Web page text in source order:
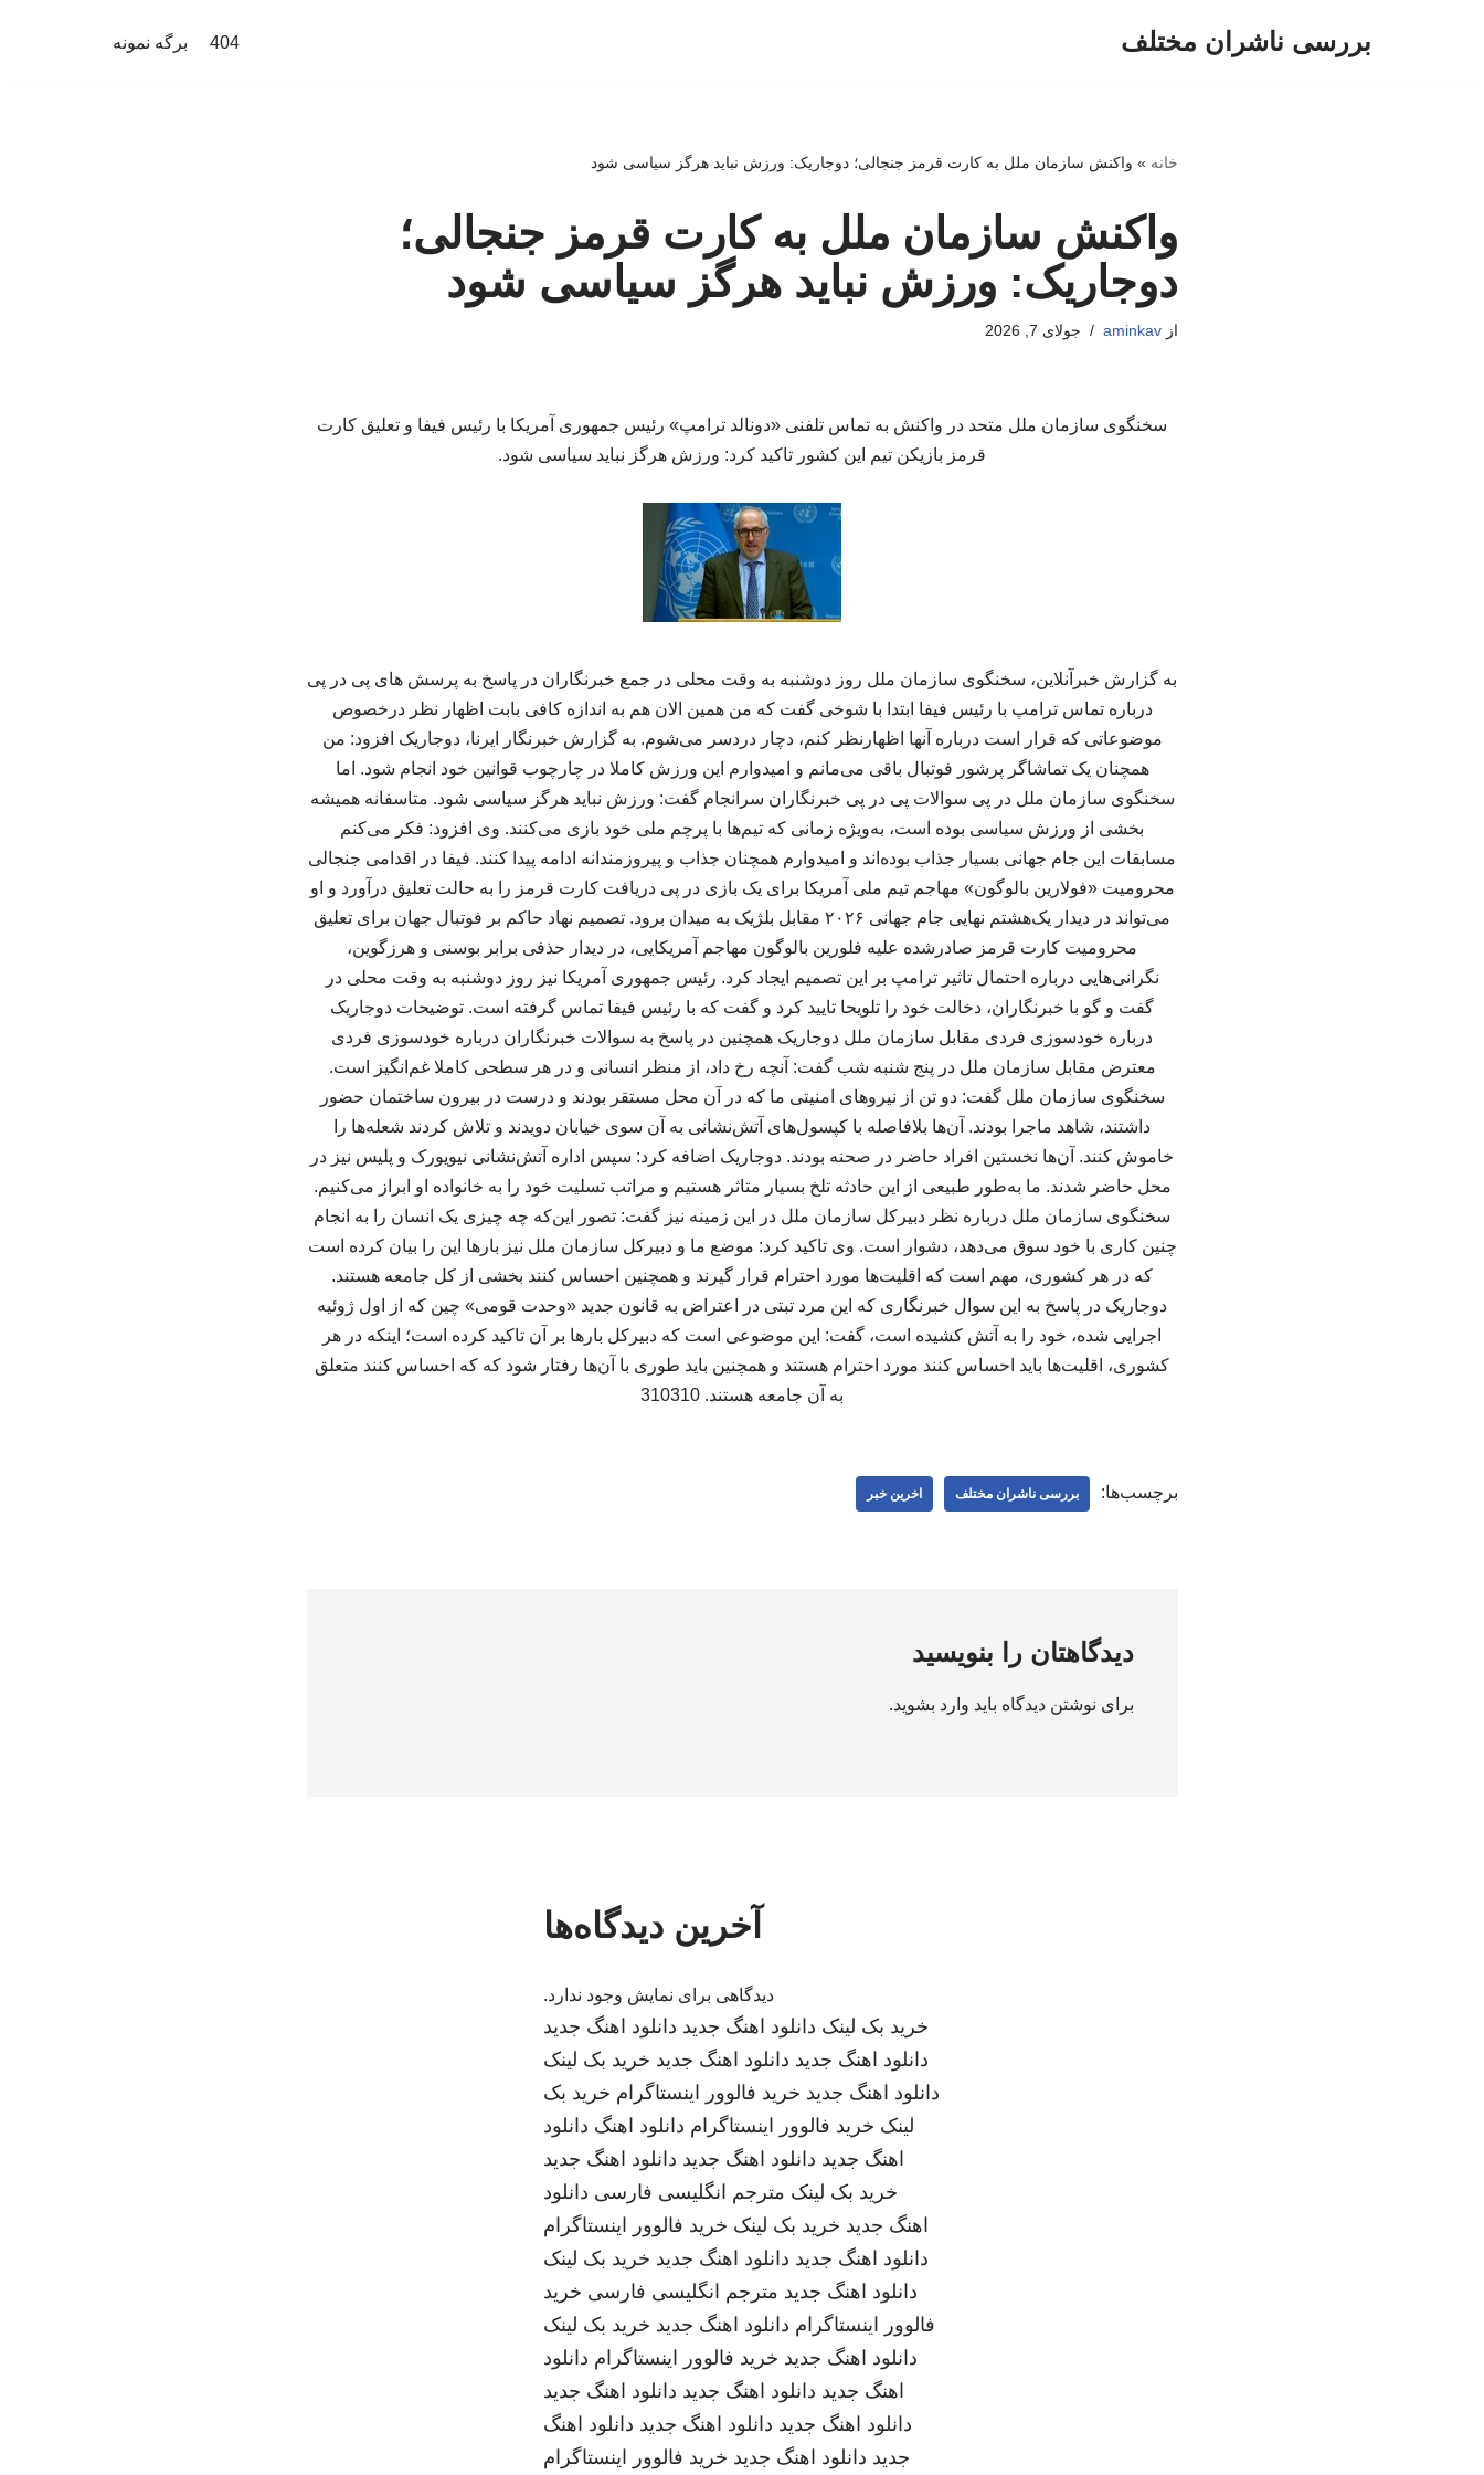
بررسی ناشران مختلف 404 برگه نمونه
خانه » واکنش سازمان ملل به کارت قرمز جنجالی؛ دوجاریک: ورزش نباید هرگز سیاسی شود
واکنش سازمان ملل به کارت قرمز جنجالی؛
دوجاریک: ورزش نباید هرگز سیاسی شود
ازaminkav جولای 7, 2026
سخنگوی سازمان ملل متحد در واکنش به تماس تلفنی «دونالد ترامپ» رئیس جمهوری آمریکا با رئیس فیفا و تعلیق کارت
قرمز بازیکن تیم این کشور تاکید کرد: ورزش هرگز نباید سیاسی شود.
به گزارش خبرآنلاین، سخنگوی سازمان ملل روز دوشنبه به وقت محلی در جمع خبرنگاران در پاسخ به پرسش های پی در پی
درباره تماس ترامپ با رئیس فیفا ابتدا با شوخی گفت که من همین الان هم به اندازه کافی بابت اظهار نظر درخصوص
موضوعاتی که قرار است درباره‌ آنها اظهارنظر کنم، دچار دردسر می‌شوم. به گزارش خبرنگار ایرنا، دوجاریک افزود: من
همچنان یک تماشاگر پرشور فوتبال باقی می‌مانم و امیدوارم این ورزش کاملا در چارچوب قوانین خود انجام شود. اما
سخنگوی سازمان ملل در پی سوالات پی در پی خبرنگاران سرانجام گفت: ورزش نباید هرگز سیاسی شود. متاسفانه همیشه
بخشی از ورزش سیاسی بوده است، به‌ویژه زمانی که تیم‌ها با پرچم ملی خود بازی می‌کنند. وی افزود: فکر می‌کنم
مسابقات این جام جهانی بسیار جذاب بوده‌اند و امیدوارم همچنان جذاب و پیروزمندانه ادامه پیدا کنند. فیفا در اقدامی جنجالی
محرومیت «فولارین بالوگون» مهاجم تیم ملی آمریکا برای یک بازی در پی دریافت کارت قرمز را به حالت تعلیق درآورد و او
می‌تواند در دیدار یک‌هشتم نهایی جام جهانی ۲۰۲۶ مقابل بلژیک به میدان برود. تصمیم نهاد حاکم بر فوتبال جهان برای تعلیق
محرومیت کارت قرمز صادرشده علیه فلورین بالوگون مهاجم آمریکایی، در دیدار حذفی برابر بوسنی و هرزگوین،
نگرانی‌هایی درباره احتمال تاثیر ترامپ بر این تصمیم ایجاد کرد. رئیس جمهوری آمریکا نیز روز دوشنبه به وقت محلی در
گفت و گو با خبرنگاران، دخالت خود را تلویحا تایید کرد و گفت که با رئیس فیفا تماس گرفته است. توضیحات دوجاریک
درباره خودسوزی فردی مقابل سازمان ملل دوجاریک همچنین در پاسخ به سوالات خبرنگاران درباره خودسوزی فردی
معترض مقابل سازمان ملل در پنج شنبه شب گفت: آنچه رخ داد، از منظر انسانی و در هر سطحی کاملا غم‌انگیز است.
سخنگوی سازمان ملل گفت: دو تن از نیروهای امنیتی ما که در آن محل مستقر بودند و درست در بیرون ساختمان حضور
داشتند، شاهد ماجرا بودند. آن‌ها بلافاصله با کپسول‌های آتش‌نشانی به آن سوی خیابان دویدند و تلاش کردند شعله‌ها را
خاموش کنند. آن‌ها نخستین افراد حاضر در صحنه بودند. دوجاریک اضافه کرد: سپس اداره آتش‌نشانی نیویورک و پلیس نیز در
محل حاضر شدند. ما به‌طور طبیعی از این حادثه تلخ بسیار متاثر هستیم و مراتب تسلیت خود را به خانواده او ابراز می‌کنیم.
سخنگوی سازمان ملل درباره نظر دبیرکل سازمان ملل در این زمینه نیز گفت: تصور این‌که چه چیزی یک انسان را به انجام
چنین کاری با خود سوق می‌دهد، دشوار است. وی تاکید کرد: موضع ما و دبیرکل سازمان ملل نیز بارها این را بیان کرده است
که در هر کشوری، مهم است که اقلیت‌ها مورد احترام قرار گیرند و همچنین احساس کنند بخشی از کل جامعه هستند.
دوجاریک در پاسخ به این سوال خبرنگاری که این مرد تبتی در اعتراض به قانون جدید «وحدت قومی» چین که از اول ژوئیه
اجرایی شده، خود را به آتش کشیده است، گفت: این موضوعی است که دبیرکل بارها بر آن تاکید کرده است؛ اینکه در هر
کشوری، اقلیت‌ها باید احساس کنند مورد احترام هستند و همچنین باید طوری با آن‌ها رفتار شود که که احساس کنند متعلق
به آن جامعه هستند. 310310
برچسب‌ها: بررسی ناشران مختلف اخرین خبر
دیدگاهتان را بنویسید
برای نوشتن دیدگاه باید وارد بشوید.
آخرین دیدگاه‌ها
دیدگاهی برای نمایش وجود ندارد.
خرید بک لینک دانلود اهنگ جدید دانلود اهنگ جدید
دانلود اهنگ جدید دانلود اهنگ جدید خرید بک لینک
دانلود اهنگ جدید خرید فالوور اینستاگرام خرید بک
لینک خرید فالوور اینستاگرام دانلود اهنگ دانلود
اهنگ جدید دانلود اهنگ جدید دانلود اهنگ جدید
خرید بک لینک مترجم انگلیسی فارسی دانلود
اهنگ جدید خرید بک لینک خرید فالوور اینستاگرام
دانلود اهنگ جدید دانلود اهنگ جدید خرید بک لینک
دانلود اهنگ جدید مترجم انگلیسی فارسی خرید
فالوور اینستاگرام دانلود اهنگ جدید خرید بک لینک
دانلود اهنگ جدید خرید فالوور اینستاگرام دانلود
اهنگ جدید دانلود اهنگ جدید دانلود اهنگ جدید
دانلود اهنگ جدید دانلود اهنگ جدید دانلود اهنگ
جدید دانلود اهنگ جدید خرید فالوور اینستاگرام